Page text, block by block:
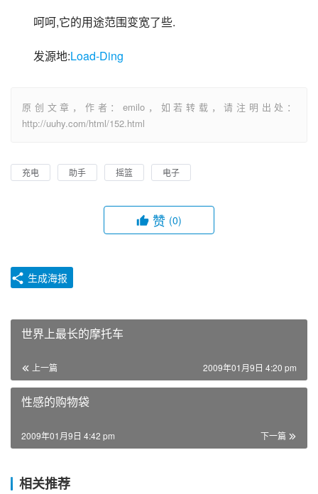
呵呵,它的用途范围变宽了些.
发源地:Load-Ding
原创文章，作者：emilo，如若转载，请注明出处：
http://uuhy.com/html/152.html
充电 助手 摇篮 电子
赞 (0)
生成海报
世界上最长的摩托车
上一篇 2009年01月9日 4:20 pm
性感的购物袋
下一篇
2009年01月9日 4:42 pm
相关推荐